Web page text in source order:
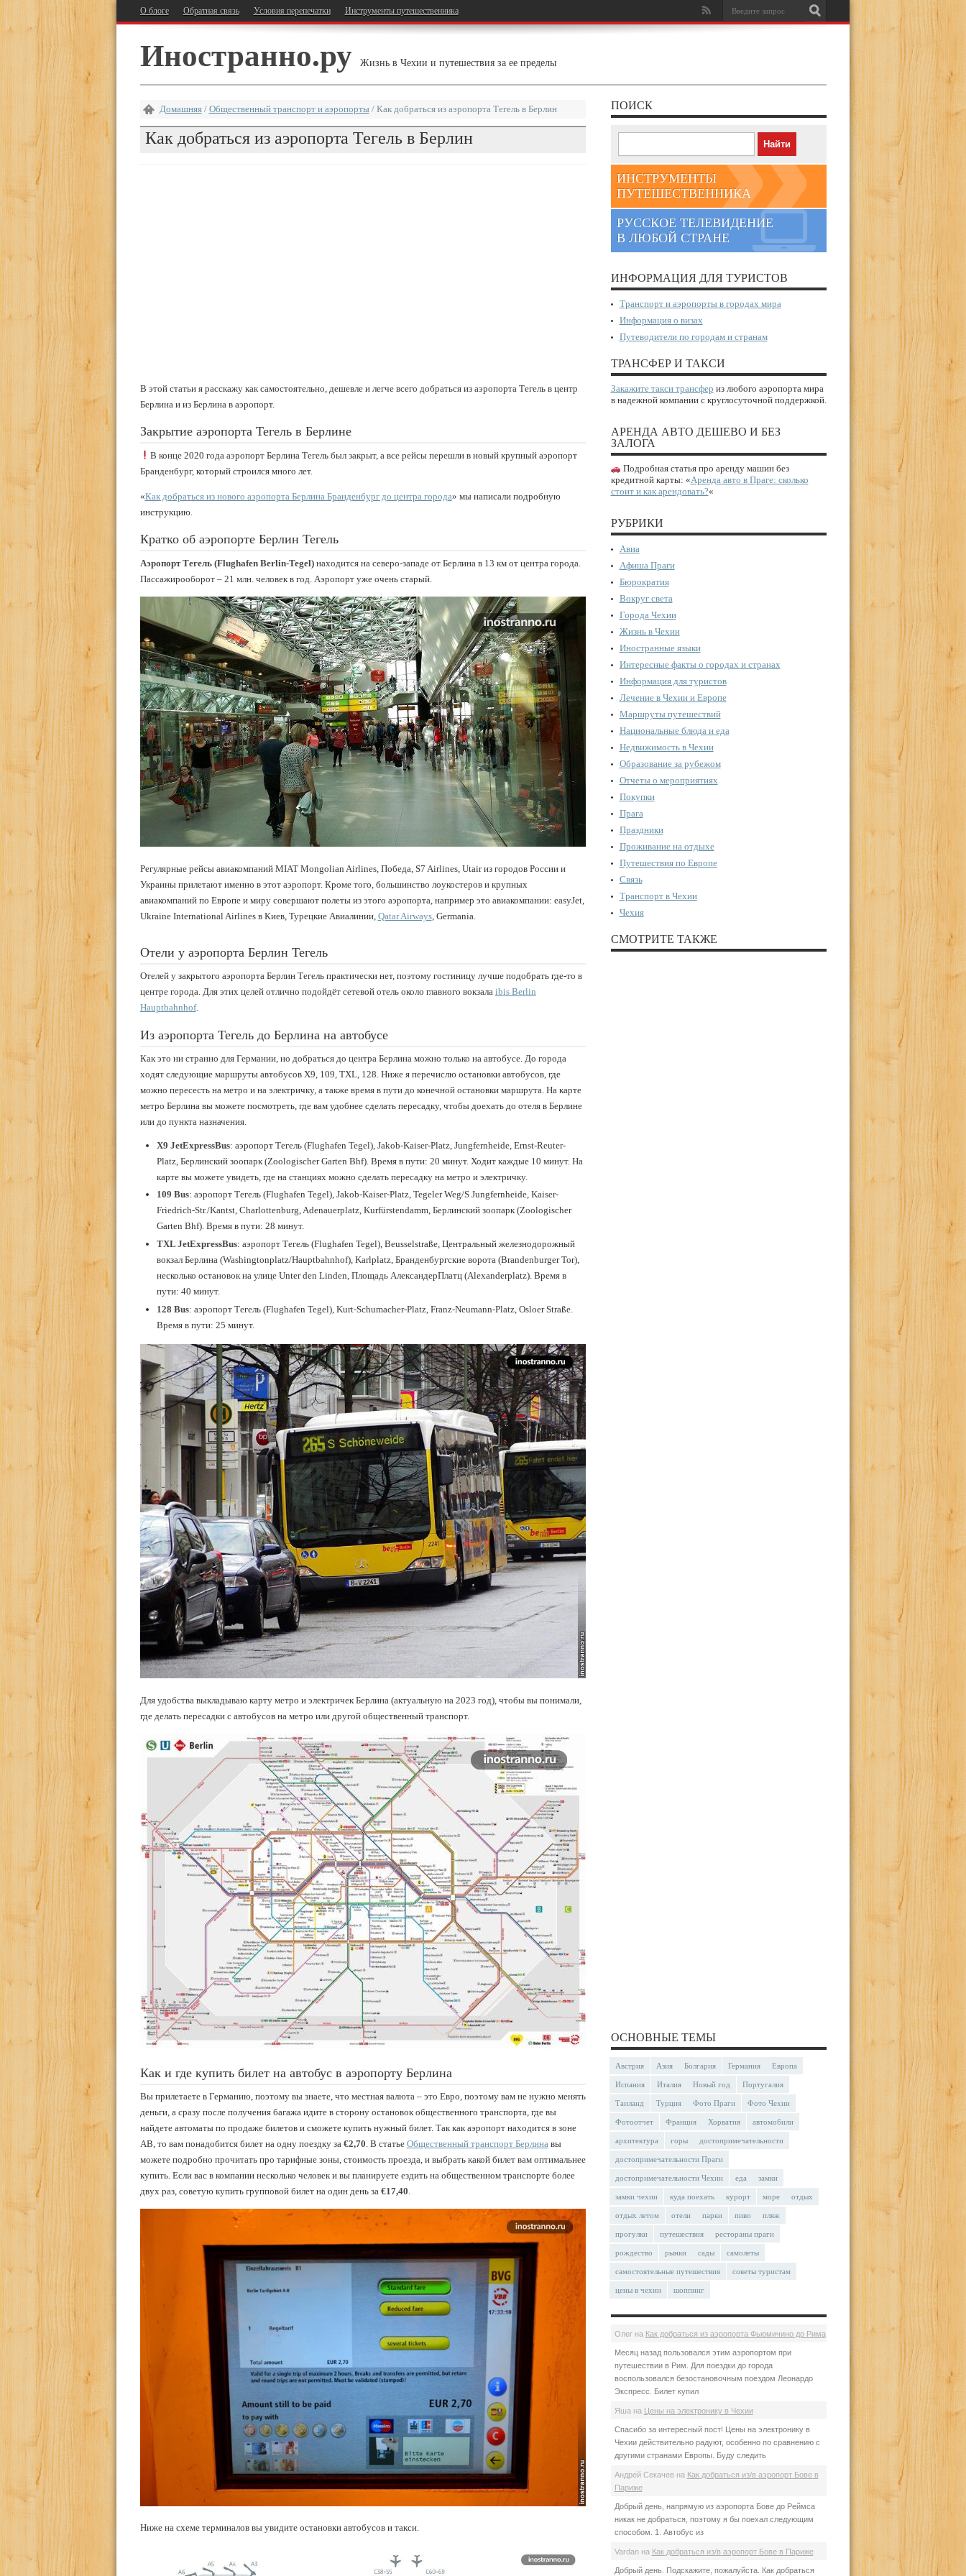
О блоге Обратная связь Условия перепечатки Инструменты путешественника
Иностранно.ру Жизнь в Чехии и путешествия за ее пределы
Домашняя/ Общественный транспорт и аэропорты/ Как добраться из аэропорта Тегель в Берлин
Как добраться из аэропорта Тегель в Берлин
В этой статьи я расскажу как самостоятельно, дешевле и легче всего добраться из аэропорта Тегель в центр
Берлина и из Берлина в аэропорт.
Закрытие аэропорта Тегель в Берлине
В конце 2020 года аэропорт Берлина Тегель был закрыт, а все рейсы перешли в новый крупный аэропорт
Бранденбург, который строился много лет.
«Как добраться из нового аэропорта Берлина Бранденбург до центра города» мы написали подробную
инструкцию.
Кратко об аэропорте Берлин Тегель
Аэропорт Тегель (Flughafen Berlin-Tegel)находится на северо-западе от Берлина в 13 км от центра города.
Пассажирооборот – 21 млн. человек в год. Аэропорт уже очень старый.
Регулярные рейсы авиакомпаний MIAT Mongolian Airlines, Победа, S7 Airlines, Utair из городов России и
Украины прилетают именно в этот аэропорт. Кроме того, большинство лоукостеров и крупных
авиакомпаний по Европе и миру совершают полеты из этого аэропорта, например это авиакомпании: easyJet,
Ukraine International Airlines в Киев, Турецкие Авиалинии, Qatar Airways, Germania.
Отели у аэропорта Берлин Тегель
Отелей у закрытого аэропорта Берлин Тегель практически нет, поэтому гостиницу лучше подобрать где-то в
центре города. Для этих целей отлично подойдёт сетевой отель около главного вокзала ibis Berlin
Hauptbahnhof.
Из аэропорта Тегель до Берлина на автобусе
Как это ни странно для Германии, но добраться до центра Берлина можно только на автобусе. До города
ходят следующие маршруты автобусов X9, 109, TXL, 128. Ниже я перечислю остановки автобусов, где
можно пересесть на метро и на электричку, а также время в пути до конечной остановки маршрута. На карте
метро Берлина вы можете посмотреть, где вам удобнее сделать пересадку, чтобы доехать до отеля в Берлине
или до пункта назначения.
X9JetExpressBus: аэропорт Тегель (Flughafen Tegel), Jakob-Kaiser-Platz, Jungfernheide, Ernst-Reuter-
Platz, Берлинский зоопарк (Zoologischer Garten Bhf). Время в пути: 20 минут. Ходит каждые 10 минут. На
карте вы можете увидеть, где на станциях можно сделать пересадку на метро и электричку.
109Bus: аэропорт Тегель (Flughafen Tegel), Jakob-Kaiser-Platz, Tegeler Weg/S Jungfernheide, Kaiser-
Friedrich-Str./Kantst, Charlottenburg, Adenauerplatz, Kurfürstendamm, Берлинский зоопарк (Zoologischer
Garten Bhf). Время в пути: 28 минут.
TXLJetExpressBus: аэропорт Тегель (Flughafen Tegel), Beusselstraße, Центральный железнодорожный
вокзал Берлина (Washingtonplatz/Hauptbahnhof), Karlplatz, Бранденбургские ворота (Brandenburger Tor),
несколько остановок на улице Unter den Linden, Площадь АлександерПлатц (Alexanderplatz). Время в
пути: 40 минут.
128 Bus: аэропорт Тегель (Flughafen Tegel), Kurt-Schumacher-Platz, Franz-Neumann-Platz, Osloer Straße.
Время в пути: 25 минут.
Для удобства выкладываю карту метро и электричек Берлина (актуальную на 2023 год), чтобы вы понимали,
где делать пересадки с автобусов на метро или другой общественный транспорт.
Как и где купить билет на автобус в аэропорту Берлина
Вы прилетаете в Германию, поэтому вы знаете, что местная валюта – это Евро, поэтому вам не нужно менять
деньги, а сразу после получения багажа идите в сторону остановок общественного транспорта, где вы
найдете автоматы по продаже билетов и сможете купить нужный билет. Так как аэропорт находится в зоне
AB, то вам понадобится билет на одну поездку за €2,70. В статье Общественный транспорт Берлинавы
можете подробно прочитать про тарифные зоны, стоимость проезда, и выбрать какой билет вам оптимальнее
купить. Если вас в компании несколько человек и вы планируете ездить на общественном транспорте более
двух раз, советую купить групповой билет на один день за €17,40.
Ниже на схеме терминалов вы увидите остановки автобусов и такси.
ПОИСК
ИНСТРУМЕНТЫ
ПУТЕШЕСТВЕННИКА
РУССКОЕ ТЕЛЕВИДЕНИЕ
В ЛЮБОЙ СТРАНЕ
ИНФОРМАЦИЯ ДЛЯ ТУРИСТОВ
Транспорт и аэропорты в городах мира
Информация о визах
Путеводители по городам и странам
ТРАНСФЕР И ТАКСИ
Закажите такси трансфер из любого аэропорта мира
в надежной компании с круглосуточной поддержкой.
АРЕНДА АВТО ДЕШЕВО И БЕЗ
ЗАЛОГА
Подробная статья про аренду машин без
кредитной карты: «Аренда авто в Праге: сколько
стоит и как арендовать?«
РУБРИКИ
Авиа
Афиша Праги
Бюрократия
Вокруг света
Города Чехии
Жизнь в Чехии
Иностранные языки
Интересные факты о городах и странах
Информация для туристов
Лечение в Чехии и Европе
Маршруты путешествий
Национальные блюда и еда
Недвижимость в Чехии
Образование за рубежом
Отчеты о мероприятиях
Покупки
Прага
Праздники
Проживание на отдыхе
Путешествия по Европе
Связь
Транспорт в Чехии
Чехия
СМОТРИТЕ ТАКЖЕ
ОСНОВНЫЕ ТЕМЫ
Австрия Азия Болгария Германия Европа
Испания Италия Новый год Португалия
Таиланд Турция Фото Праги Фото Чехии
Фотоотчет Франция Хорватия автомобили
архитектура горы достопримечательности
достопримечательности Праги
достопримечательности Чехии еда замки
замки чехии куда поехать курорт море отдых
отдых летом отели парки пиво пляж
прогулки путешествия рестораны праги
рождество рынки сады самолеты
самостоятельные путешествия советы туристам
цены в чехии шоппинг
Олегна Как добраться из аэропорта Фьюмичино до Рима
Месяц назад пользовался этим аэропортом при
путешествии в Рим. Для поездки до города
воспользовался безостановочным поездом Леонардо
Экспресс. Билет купил
Яша на Цены на электронику в Чехии
Спасибо за интересный пост! Цены на электронику в
Чехии действительно радуют, особенно по сравнению с
другими странами Европы. Буду следить
Андрей Секачев на Как добраться из/в аэропорт Бове в
Париже
Добрый день, напрямую из аэропорта Бове до Реймса
никак не добраться, поэтому я бы поехал следующим
способом. 1. Автобус из
Vardanна Как добраться из/в аэропорт Бове в Париже
Добрый день. Подскажите, пожалуйста. Как добраться